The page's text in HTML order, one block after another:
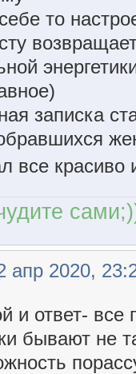
то
записка
все красиво
апр 2020,
и ответ- все
бывают не